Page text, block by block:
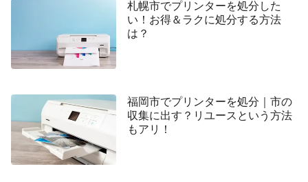
札幌市でプリンターを処分した
い！お得＆ラクに処分する方法
は？
福岡市でプリンターを処分｜市の
収集に出す？リユースという方法
もアリ！